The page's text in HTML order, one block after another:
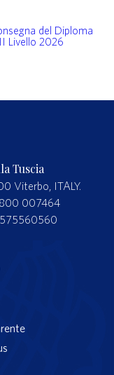
del Diploma
Livello 2026
Tuscia
Viterbo, ITALY.
800 007464